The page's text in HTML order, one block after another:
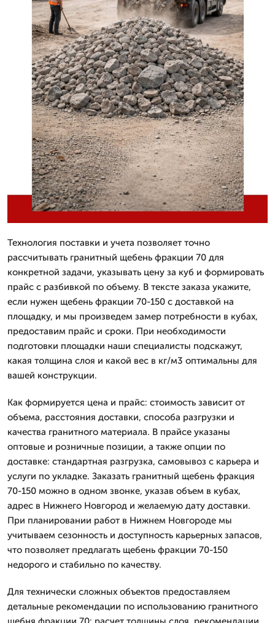
Технология поставки и учета позволяет точно
рассчитывать гранитный щебень фракции 70 для
конкретной задачи, указывать цену за куб и формировать
прайс с разбивкой по объему. В тексте заказа укажите,
если нужен щебень фракции 70-150 с доставкой на
площадку, и мы произведем замер потребности в кубах,
предоставим прайс и сроки. При необходимости
подготовки площадки наши специалисты подскажут,
какая толщина слоя и какой вес в кг/м3 оптимальны для
вашей конструкции.
Как формируется цена и прайс: стоимость зависит от
объема, расстояния доставки, способа разгрузки и
качества гранитного материала. В прайсе указаны
оптовые и розничные позиции, а также опции по
доставке: стандартная разгрузка, самовывоз с карьера и
услуги по укладке. Заказать гранитный щебень фракция
70-150 можно в одном звонке, указав объем в кубах,
адрес в Нижнего Новгород и желаемую дату доставки.
При планировании работ в Нижнем Новгороде мы
учитываем сезонность и доступность карьерных запасов,
что позволяет предлагать щебень фракции 70-150
недорого и стабильно по качеству.
Для технически сложных объектов предоставляем
детальные рекомендации по использованию гранитного